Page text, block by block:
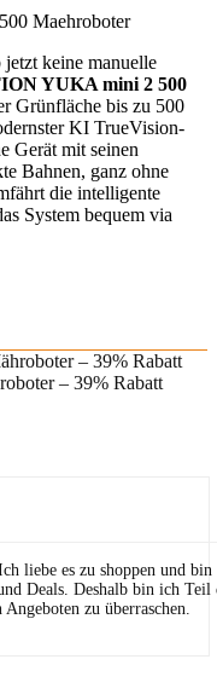
keine manuelle
YUKA mini 2 500
Grünfläche bis zu 500
KI TrueVision-
Gerät mit seinen
Bahnen, ganz ohne
die intelligente
System bequem via
– 39% Rabatt
liebe es zu shoppen und
Deals. Deshalb bin ich Teil
zu überraschen.